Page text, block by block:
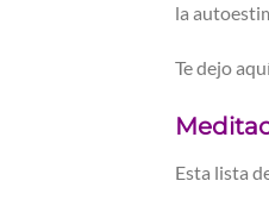
la
Te dejo
Esta lista